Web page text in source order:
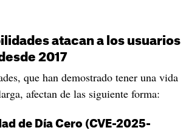
atacan a los usuarios
2017
que han demostrado tener una vida
afectan de las siguiente forma:
de Día Cero (CVE-2025-